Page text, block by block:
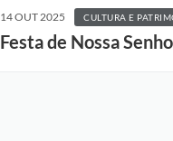
14 OUT 2025 CULTURA E
Festa de Nossa